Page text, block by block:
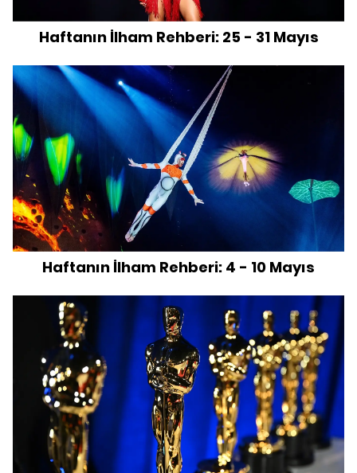
Haftanın İlham Rehberi: 25 - 31 Mayıs
Haftanın İlham Rehberi: 4 - 10 Mayıs